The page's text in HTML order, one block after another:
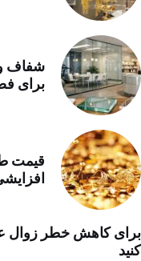
شفاف
برای
برای کاهش خطر زوال
کنید